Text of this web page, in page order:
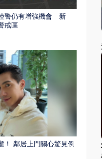
警仍有增強機會 新
戒區
！ 鄰居上門關心驚見倒